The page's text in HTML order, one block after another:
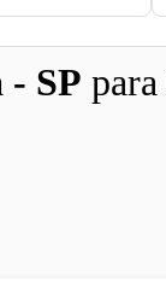
SP para